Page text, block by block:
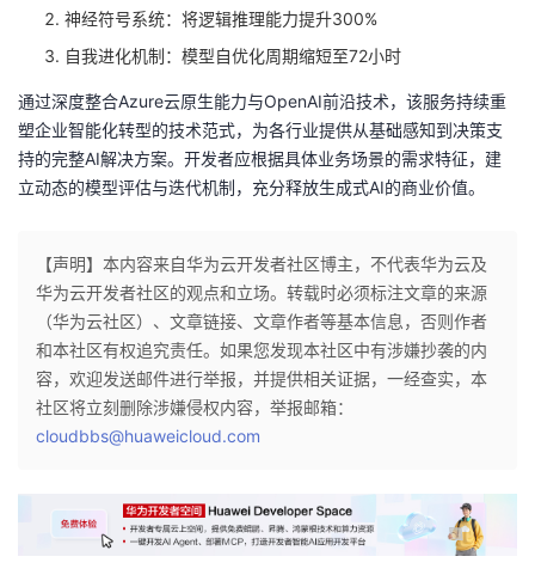
神经符号系统：将逻辑推理能力提升300%
自我进化机制：模型自优化周期缩短至72小时
通过深度整合Azure云原生能力与OpenAI前沿技术，该服务持续重
塑企业智能化转型的技术范式，为各行业提供从基础感知到决策支
持的完整AI解决方案。开发者应根据具体业务场景的需求特征，建
立动态的模型评估与迭代机制，充分释放生成式AI的商业价值。
【声明】本内容来自华为云开发者社区博主，不代表华为云及
华为云开发者社区的观点和立场。转载时必须标注文章的来源
（华为云社区）、文章链接、文章作者等基本信息，否则作者
和本社区有权追究责任。如果您发现本社区中有涉嫌抄袭的内
容，欢迎发送邮件进行举报，并提供相关证据，一经查实，本
社区将立刻删除涉嫌侵权内容，举报邮箱：
cloudbbs@huaweicloud.com